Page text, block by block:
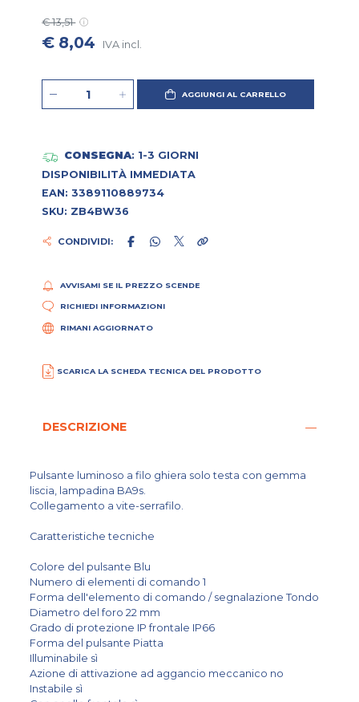
€ 13,51
€ 8,04 IVA incl.
AGGIUNGI AL CARRELLO
CONSEGNA: 1-3 GIORNI
DISPONIBILITÀ IMMEDIATA
EAN: 3389110889734
SKU: ZB4BW36
CONDIVIDI:
AVVISAMI SE IL PREZZO SCENDE
RICHIEDI INFORMAZIONI
RIMANI AGGIORNATO
SCARICA LA SCHEDA TECNICA DEL PRODOTTO
DESCRIZIONE
Pulsante luminoso a filo ghiera solo testa con gemma
liscia, lampadina BA9s.
Collegamento a vite-serrafilo.
Caratteristiche tecniche
Colore del pulsante Blu
Numero di elementi di comando 1
Forma dell'elemento di comando / segnalazione Tondo
Diametro del foro 22 mm
Grado di protezione IP frontale IP66
Forma del pulsante Piatta
Illuminabile sì
Azione di attivazione ad aggancio meccanico no
Instabile sì